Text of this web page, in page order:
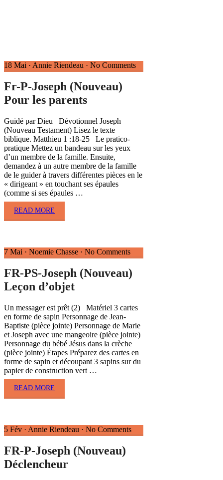
18 Mai · Annie Riendeau · No Comments
Fr-P-Joseph (Nouveau)
Pour les parents
Guidé par Dieu Dévotionnel Joseph
(Nouveau Testament) Lisez le texte
biblique. Matthieu 1 :18-25 Le pratico-
pratique Mettez un bandeau sur les yeux
d’un membre de la famille. Ensuite,
demandez à un autre membre de la famille
de le guider à travers différentes pièces en le
« dirigeant » en touchant ses épaules
(comme si ses épaules …
READ MORE
7 Mai · Noemie Chasse · No Comments
FR-PS-Joseph (Nouveau)
Leçon d’objet
Un messager est prêt (2) Matériel 3 cartes
en forme de sapin Personnage de Jean-
Baptiste (pièce jointe) Personnage de Marie
et Joseph avec une mangeoire (pièce jointe)
Personnage du bébé Jésus dans la crèche
(pièce jointe) Étapes Préparez des cartes en
forme de sapin et découpant 3 sapins sur du
papier de construction vert …
READ MORE
5 Fév · Annie Riendeau · No Comments
FR-P-Joseph (Nouveau)
Déclencheur